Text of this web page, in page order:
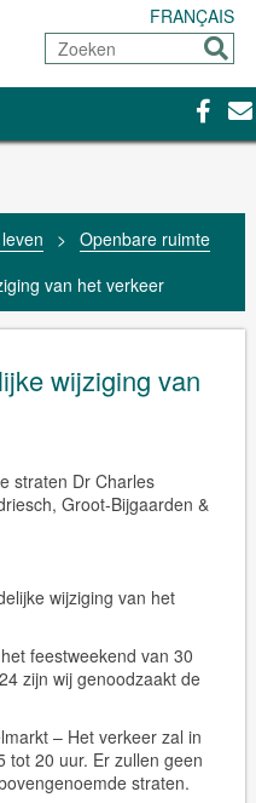
FRANÇAIS
Zoeken
Sturen
> Openbare ruimte
van het verkeer
wijziging van
straten Dr Charles
Groot-Bijgaarden &
wijziging van het
feestweekend van 30
zijn wij genoodzaakt de
– Het verkeer zal in
tot 20 uur. Er zullen geen
straten.